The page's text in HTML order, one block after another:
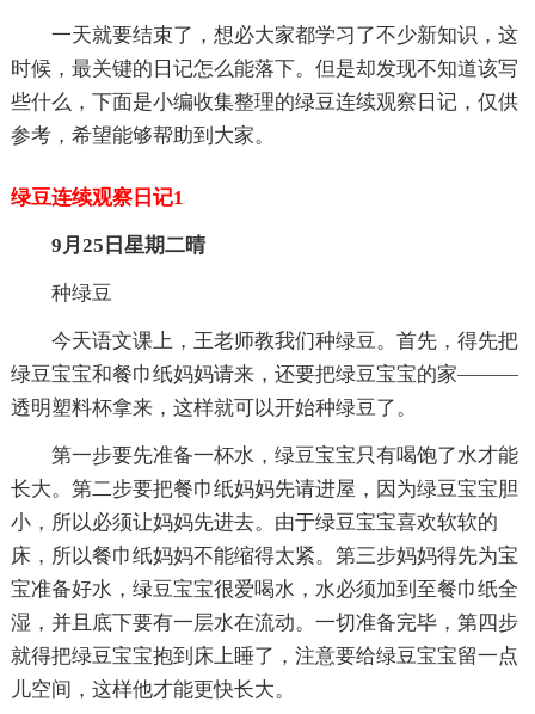
一天就要结束了，想必大家都学习了不少新知识，这
时候，最关键的日记怎么能落下。但是却发现不知道该写
些什么，下面是小编收集整理的绿豆连续观察日记，仅供
参考，希望能够帮助到大家。
绿豆连续观察日记1
9月25日星期二晴
种绿豆
今天语文课上，王老师教我们种绿豆。首先，得先把
绿豆宝宝和餐巾纸妈妈请来，还要把绿豆宝宝的家———
透明塑料杯拿来，这样就可以开始种绿豆了。
第一步要先准备一杯水，绿豆宝宝只有喝饱了水才能
长大。第二步要把餐巾纸妈妈先请进屋，因为绿豆宝宝胆
小，所以必须让妈妈先进去。由于绿豆宝宝喜欢软软的
床，所以餐巾纸妈妈不能缩得太紧。第三步妈妈得先为宝
宝准备好水，绿豆宝宝很爱喝水，水必须加到至餐巾纸全
湿，并且底下要有一层水在流动。一切准备完毕，第四步
就得把绿豆宝宝抱到床上睡了，注意要给绿豆宝宝留一点
儿空间，这样他才能更快长大。